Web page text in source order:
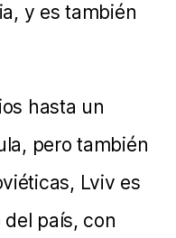
y es también
hasta un
pero también
Lviv es
país, con